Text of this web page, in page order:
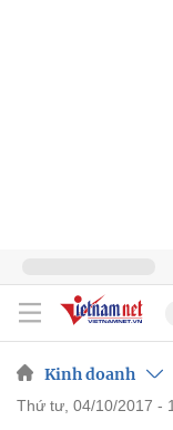
Kinh doanh
thứ tư, 04/10/2017 -